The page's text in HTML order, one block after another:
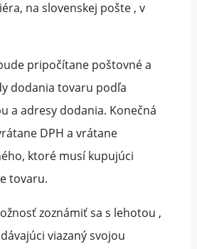
na slovenskej pošte , v
pripočítane poštovné a
dodania tovaru podľa
a adresy dodania. Konečná
DPH a vrátane
ktoré musí kupujúci
tovaru.
zoznámiť sa s lehotou ,
viazaný svojou